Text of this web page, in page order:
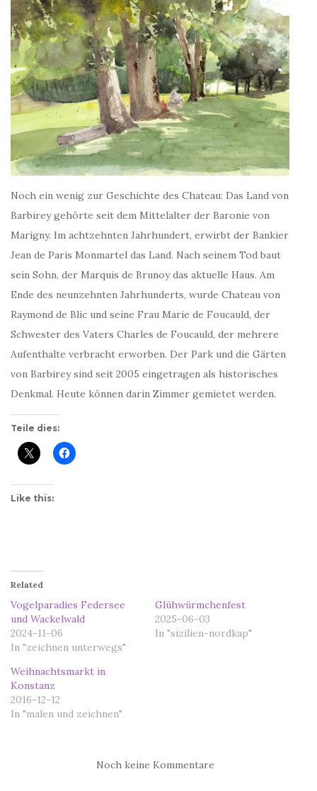
Noch ein wenig zur Geschichte des Chateau: Das Land von
Barbirey gehörte seit dem Mittelalter der Baronie von
Marigny. Im achtzehnten Jahrhundert, erwirbt der Bankier
Jean de Paris Monmartel das Land. Nach seinem Tod baut
sein Sohn, der Marquis de Brunoy das aktuelle Haus. Am
Ende des neunzehnten Jahrhunderts, wurde Chateau von
Raymond de Blic und seine Frau Marie de Foucauld, der
Schwester des Vaters Charles de Foucauld, der mehrere
Aufenthalte verbracht erworben. Der Park und die Gärten
von Barbirey sind seit 2005 eingetragen als historisches
Denkmal. Heute können darin Zimmer gemietet werden.
Teile dies:
Like this:
Related
Vogelparadies Federsee
und Wackelwald
2024-11-06
In "zeichnen unterwegs"
Glühwürmchenfest
2025-06-03
In "sizilien-nordkap"
Weihnachtsmarkt in
Konstanz
2016-12-12
In "malen und zeichnen"
Noch keine Kommentare